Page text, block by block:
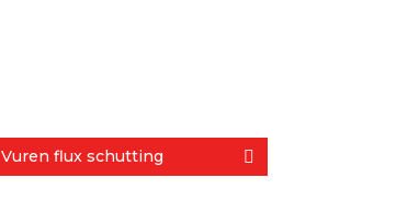
Vuren flux schutting